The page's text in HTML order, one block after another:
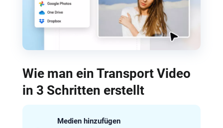
Wie man ein Transport Video
in 3 Schritten erstellt
Medien hinzufügen